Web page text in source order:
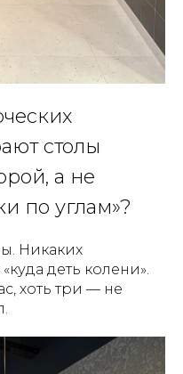
столы
а не
по углам»?
Никаких
деть колени».
хоть три — не